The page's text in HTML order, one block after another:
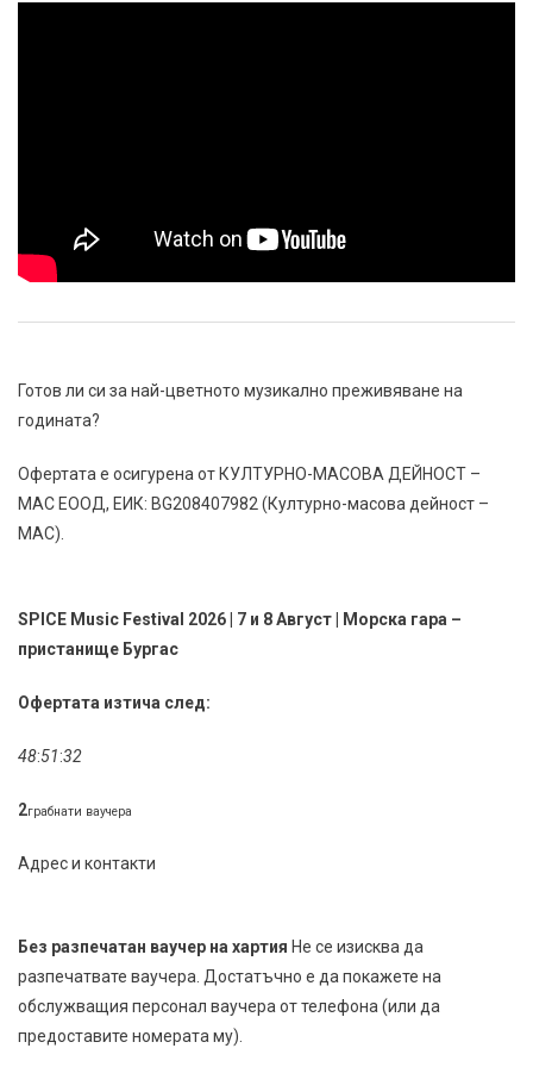
Готов ли си за най-цветното музикално преживяване на
годината?
Офертата е осигурена отКУЛТУРНО-МАСОВА ДЕЙНОСТ –
МАС ЕООД, ЕИК: BG208407982 (Културно-масова дейност –
МАС).
SPICE Music Festival 2026 | 7 и 8 Август | Морска гара –
пристанище Бургас
Офертата изтича след:
48:51:32
2грабнати ваучера
Адрес и контакти
Без разпечатан ваучер на хартия Не се изисква да
разпечатвате ваучера. Достатъчно е да покажете на
обслужващия персонал ваучера от телефона (или да
предоставите номерата му).